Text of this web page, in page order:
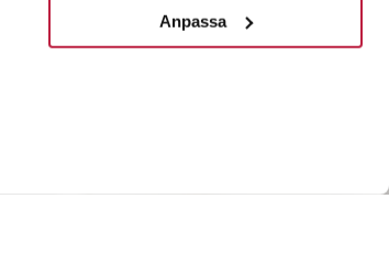
Anpassa